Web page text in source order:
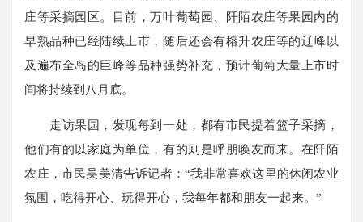
庄等采摘园区。目前，万叶葡萄园、阡陌农庄等果园内的
早熟品种已经陆续上市，随后还会有榕升农庄等的辽峰以
及遍布全岛的巨峰等品种强势补充，预计葡萄大量上市时
间将持续到八月底。
走访果园，发现每到一处，都有市民提着篮子采摘，
他们有的以家庭为单位，有的则是呼朋唤友而来。在阡陌
农庄，市民吴美清告诉记者：“我非常喜欢这里的休闲农业
氛围，吃得开心、玩得开心，我每年都和朋友一起来。”